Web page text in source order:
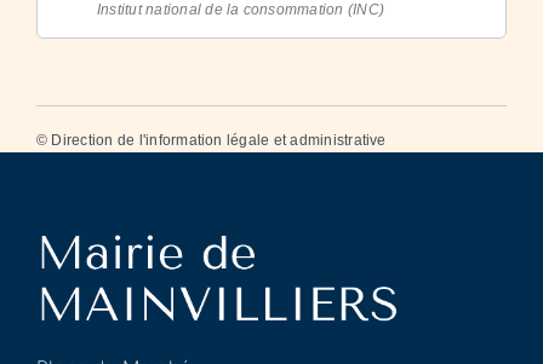
Institut national de la consommation (INC)
© Direction de l'information légale et administrative